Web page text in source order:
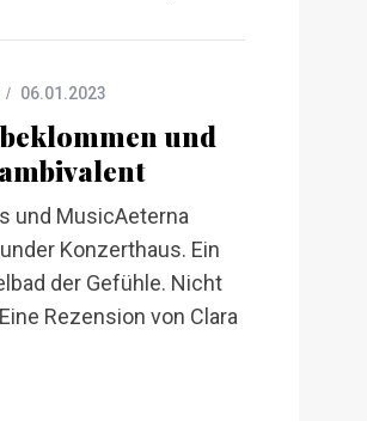
06.01.2023
und
und MusicAeterna
Konzerthaus. Ein
der Gefühle. Nicht
Rezension von Clara